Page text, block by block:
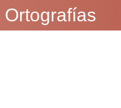
Ortografías